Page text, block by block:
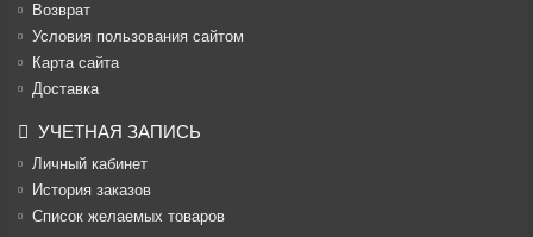
Возврат
Условия пользования сайтом
Карта сайта
Доставка
УЧЕТНАЯ ЗАПИСЬ
Личный кабинет
История заказов
Список желаемых товаров